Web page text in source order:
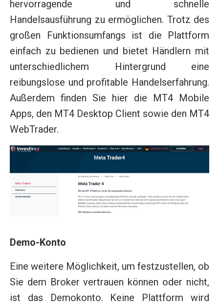
hervorragende und schnelle
Handelsausführung zu ermöglichen. Trotz des
großen Funktionsumfangs ist die Plattform
einfach zu bedienen und bietet Händlern mit
unterschiedlichem Hintergrund eine
reibungslose und profitable Handelserfahrung.
Außerdem finden Sie hier die MT4 Mobile
Apps, den MT4 Desktop Client sowie den MT4
WebTrader.
Demo-Konto
Eine weitere Möglichkeit, um festzustellen, ob
Sie dem Broker vertrauen können oder nicht,
ist das Demokonto. Keine Plattform wird